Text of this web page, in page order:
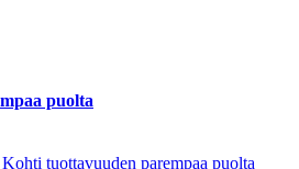
puolta
tuottavuuden parempaa puolta